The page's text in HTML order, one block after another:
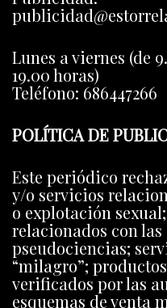
Lunes a viernes (de
19.00 horas)
Teléfono: 686447266
POLÍTICA DE
Este periódico
y/o servicios
o explotación
relacionados con
pseudociencias;
“milagro”;
verificados por las
esquemas de venta